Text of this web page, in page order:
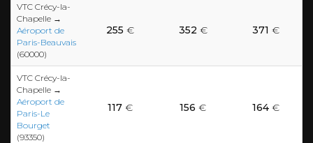
VTC Crécy-la-
Chapelle →
Aéroport de
Paris-Beauvais
(60000)
255 € 352 € 371 €
VTC Crécy-la-
Chapelle →
Aéroport de
Paris-Le
Bourget
(93350)
117 € 156 € 164€